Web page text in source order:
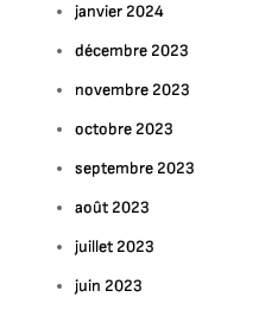
janvier 2024
décembre 2023
novembre 2023
octobre 2023
septembre 2023
août 2023
juillet 2023
juin 2023